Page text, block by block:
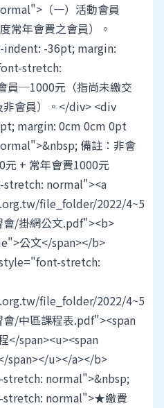
（一）活動會員
常年會費之會員）。
-36pt; margin:
stretch:
員─1000元（指尚未繳交
會員）。</div> <div
margin: 0cm 0cm 0pt
備註：非會
+ 常年會費1000元
normal"><a
file_folder/2022/4~5
會/掛網公文.pdf"><b>
公文</span></b>
stretch:
file_folder/2022/4~5
/中區課程表.pdf"><span
span><u><span
u></a></b>
normal">&nbsp;
normal">★繳費